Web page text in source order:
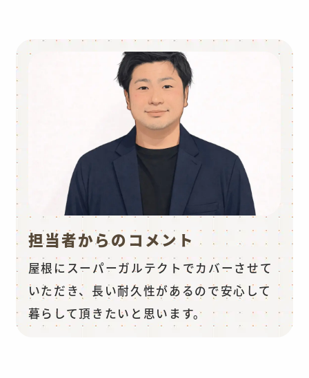
担当者からのコメント
屋根にスーパーガルテクトでカバーさせて
いただき、長い耐久性があるので安心して
暮らして頂きたいと思います。